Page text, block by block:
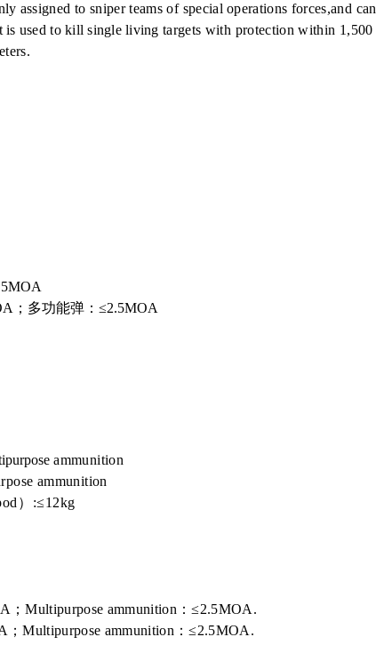
assigned to sniper teams of special operations forces,and
is used to kill single living targets with protection within 1,500
；多功能弹：≤2.5MOA
ammunition
ammunition
）:≤12kg
；Multipurpose ammunition：≤2.5MOA.
；Multipurpose ammunition：≤2.5MOA.